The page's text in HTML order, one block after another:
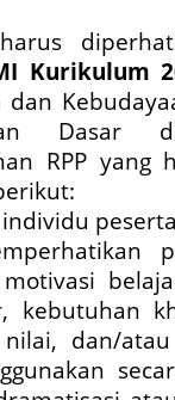
Kurikulum
Dasar
RPP
kebutuhan
nilai, dan/